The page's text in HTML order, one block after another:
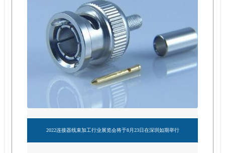
2022连接器线束加工行业展览会将于8月23日在深圳如期举行